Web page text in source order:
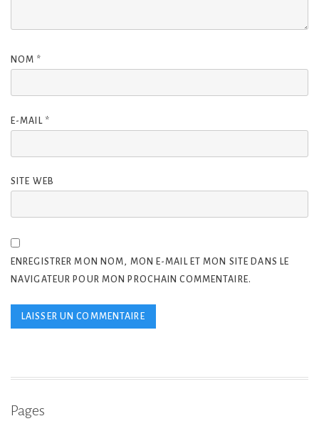
NOM *
E-MAIL *
SITE WEB
ENREGISTRER MON NOM, MON E-MAIL ET MON SITE DANS LE
NAVIGATEUR POUR MON PROCHAIN COMMENTAIRE.
Pages